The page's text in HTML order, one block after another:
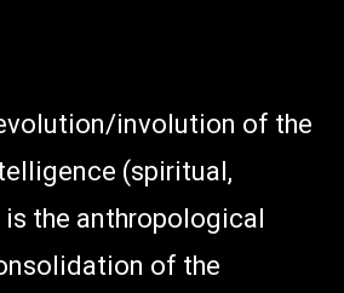
involution of the
(spiritual,
the anthropological
of the